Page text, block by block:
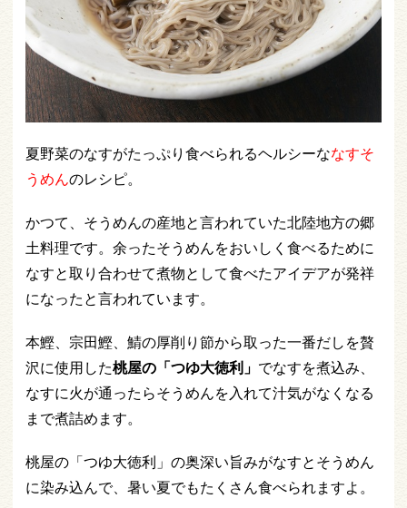
夏野菜のなすがたっぷり食べられるヘルシーななすそ
うめんのレシピ。
かつて、そうめんの産地と言われていた北陸地方の郷
土料理です。余ったそうめんをおいしく食べるために
なすと取り合わせて煮物として食べたアイデアが発祥
になったと言われています。
本鰹、宗田鰹、鯖の厚削り節から取った一番だしを贅
沢に使用した桃屋の「つゆ大徳利」 でなすを煮込み、
なすに火が通ったらそうめんを入れて汁気がなくなる
まで煮詰めます。
桃屋の「つゆ大徳利」の奥深い旨みがなすとそうめん
に染み込んで、暑い夏でもたくさん食べられますよ。